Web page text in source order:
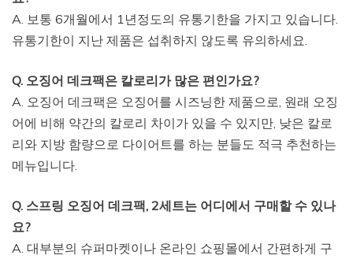
A. 보통 6개월에서 1년정도의 유통기한을 가지고 있습니다.
유통기한이 지난 제품은 섭취하지 않도록 유의하세요.
Q. 오징어 데크팩은 칼로리가 많은 편인가요?
A. 오징어 데크팩은 오징어를 시즈닝한 제품으로, 원래 오징
어에 비해 약간의 칼로리 차이가 있을 수 있지만, 낮은 칼로
리와 지방 함량으로 다이어트를 하는 분들도 적극 추천하는
메뉴입니다.
Q. 스프링 오징어 데크팩, 2세트는 어디에서 구매할 수 있나
요?
A. 대부분의 슈퍼마켓이나 온라인 쇼핑몰에서 간편하게 구